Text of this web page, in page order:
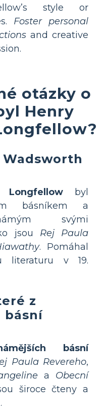
style or
Foster personal
and creative
otázky o
Henry
Longfellow byl
básníkem a
svými
jsou Rej Paula
. Pomáhal
literaturu v 19.
z
básní
básní
Paula Revereho,
a Obecní
široce čteny a